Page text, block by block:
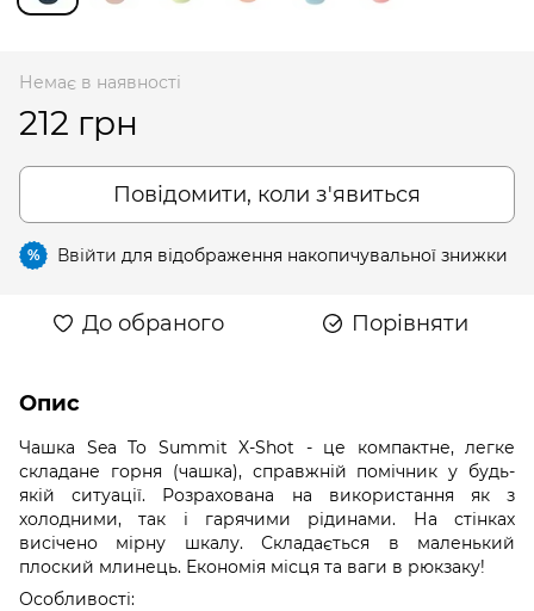
Немає в наявності
212 грн
Повідомити, коли з'явиться
% Ввійти для відображення накопичувальної знижки
До обраного Порівняти
Опис
Чашка Sea To Summit X-Shot - це компактне, легке
складане горня (чашка), справжній помічник у будь-
якій ситуації. Розрахована на використання як з
холодними, так і гарячими рідинами. На стінках
висічено мірну шкалу. Складається в маленький
плоский млинець. Економія місця та ваги в рюкзаку!
Особливості: